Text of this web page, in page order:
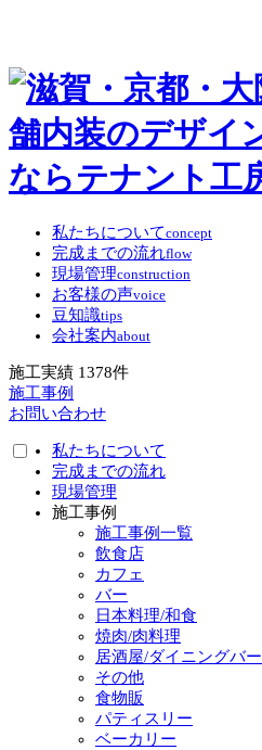
私たちについてconcept
完成までの流れflow
現場管理construction
お客様の声voice
豆知識tips
会社案内about
施工実績 1378件
施工事例
お問い合わせ
私たちについて
完成までの流れ
現場管理
施工事例
施工事例一覧
飲食店
カフェ
バー
日本料理/和食
焼肉/肉料理
居酒屋/ダイニングバー
その他
食物販
パティスリー
ベーカリー